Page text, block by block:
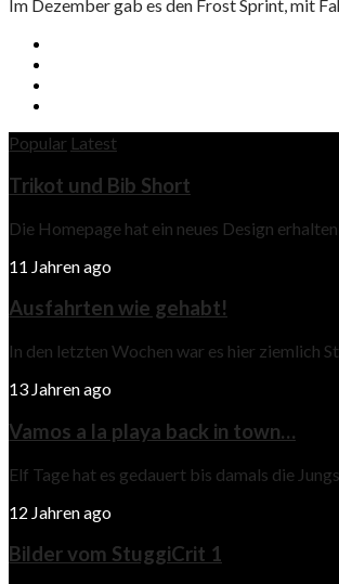
Im Dezember gab es den Frost Sprint, mit
Popular Latest
Trikot und Bib Short
Die Homepage hat ein neues Design
11 Jahren ago
Ausfahrten wie gehabt!
In den letzten Wochen war es hier ziemlich
13 Jahren ago
Vamos a la playa back in town…
Elf Tage hat es gedauert bis damals die
12 Jahren ago
Bilder vom StuggiCrit 1